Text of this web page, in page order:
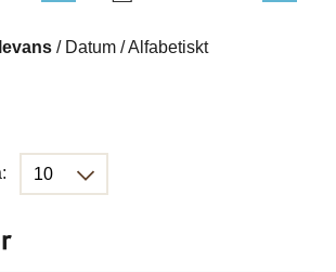
/ Datum /Alfabetiskt